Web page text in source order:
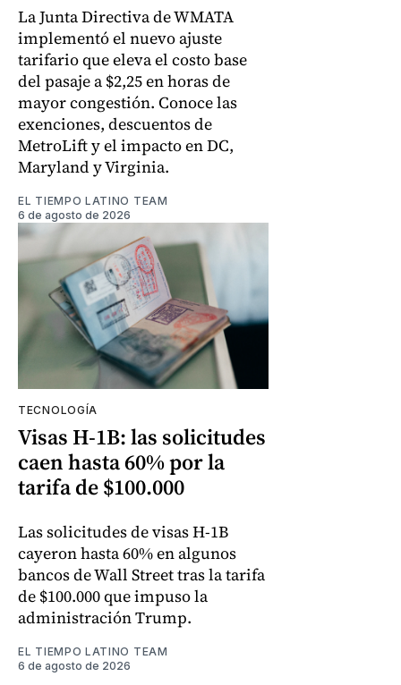
La Junta Directiva de WMATA
implementó el nuevo ajuste
tarifario que eleva el costo base
del pasaje a $2,25 en horas de
mayor congestión. Conoce las
exenciones, descuentos de
MetroLift y el impacto en DC,
Maryland y Virginia.
EL TIEMPO LATINO TEAM
6 de agosto de 2026
TECNOLOGÍA
Visas H-1B: las solicitudes
caen hasta 60% por la
tarifa de $100.000
Las solicitudes de visas H-1B
cayeron hasta 60% en algunos
bancos de Wall Street tras la tarifa
de $100.000 que impuso la
administración Trump.
EL TIEMPO LATINO TEAM
6 de agosto de 2026